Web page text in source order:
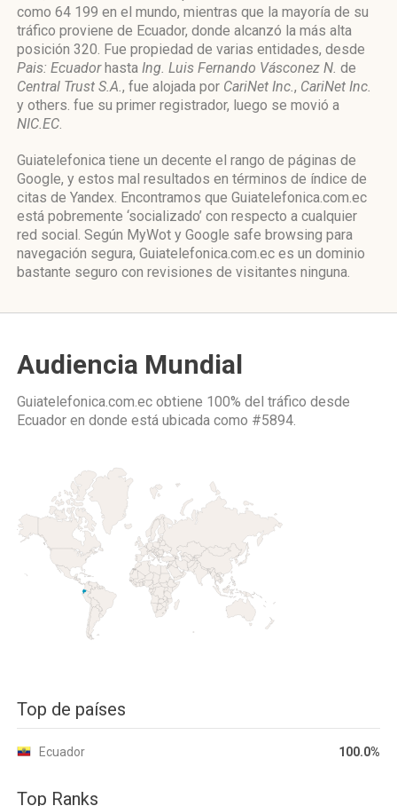
como 64 199 en el mundo, mientras que la mayoría de su
tráfico proviene de Ecuador, donde alcanzó la más alta
posición 320. Fue propiedad de varias entidades, desde
Pais: Ecuadorhasta Ing. Luis Fernando Vásconez N. de
Central Trust S.A., fue alojada por CariNet Inc., CariNet Inc.
y others. fue su primer registrador, luego se movió a
NIC.EC.
Guiatelefonica tiene un decente el rango de páginas de
Google, y estos mal resultados en términos de índice de
citas de Yandex. Encontramos que Guiatelefonica.com.ec
está pobremente ‘socializado’ con respecto a cualquier
red social. Según MyWot y Google safe browsing para
navegación segura, Guiatelefonica.com.ec es un dominio
bastante seguro con revisiones de visitantes ninguna.
Audiencia Mundial
Guiatelefonica.com.ec obtiene 100% del tráfico desde
Ecuador en donde está ubicada como #5894.
Top de países
Ecuador 100.0%
Top Ranks